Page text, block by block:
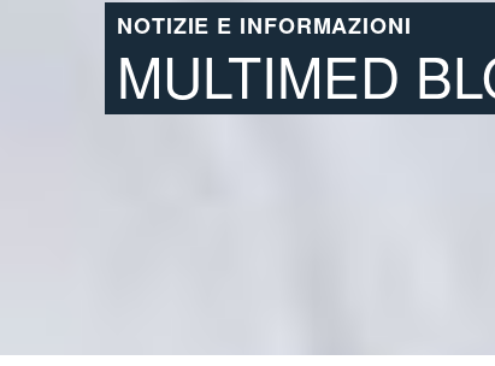
NOTIZIE E INFORMAZIONI
MULTIMED